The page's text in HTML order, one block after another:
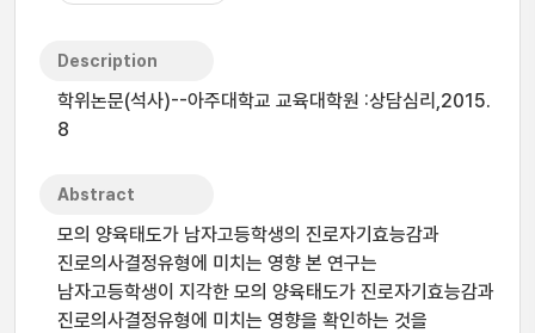
Description
학위논문(석사)--아주대학교 교육대학원 :상담심리,2015.
8
Abstract
모의 양육태도가 남자고등학생의 진로자기효능감과
진로의사결정유형에 미치는 영향 본 연구는
남자고등학생이 지각한 모의 양육태도가 진로자기효능감과
진로의사결정유형에 미치는 영향을 확인하는 것을